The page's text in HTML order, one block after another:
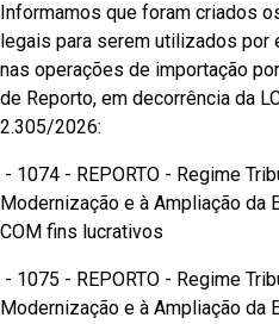
Informamos que foram criados
legais para serem utilizados por
nas operações de importação
de Reporto, em decorrência da
2.305/2026:
- 1074 - REPORTO - Regime
Modernização e à Ampliação da
COM fins lucrativos
- 1075 - REPORTO - Regime
Modernização e à Ampliação da